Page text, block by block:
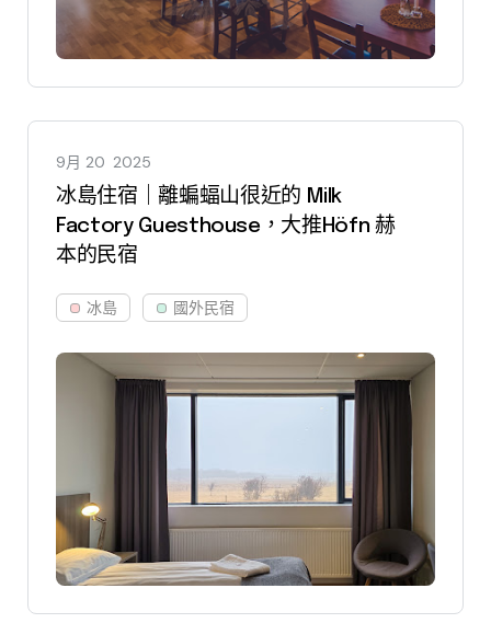
9月 20 2025
冰島住宿｜離蝙蝠山很近的 Milk
Factory Guesthouse，大推Höfn 赫
本的民宿
冰島 國外民宿